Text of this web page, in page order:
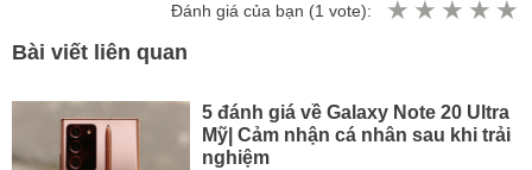
Đánh giá của bạn (1 vote):
Bài viết liên quan
5 đánh giá về Galaxy Note 20 Ultra
Mỹ| Cảm nhận cá nhân sau khi trải
nghiệm